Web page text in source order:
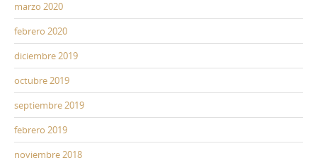
marzo 2020
febrero 2020
diciembre 2019
octubre 2019
septiembre 2019
febrero 2019
noviembre 2018